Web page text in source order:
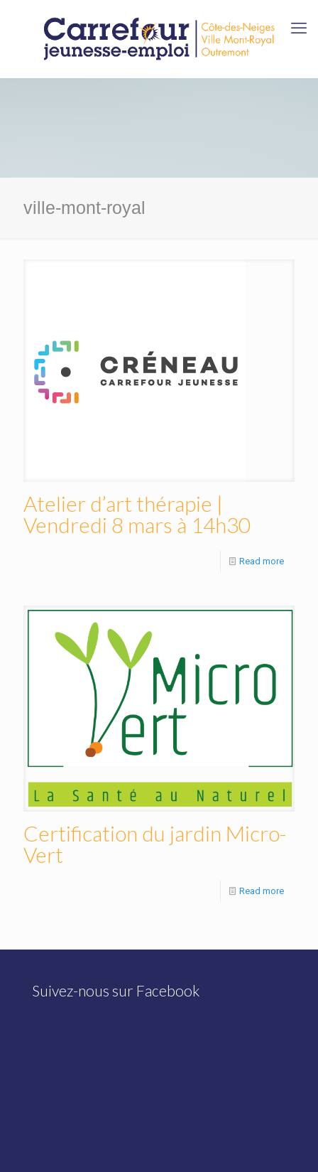
ville-mont-royal
Atelier d’art thérapie |
Vendredi 8 mars à 14h30
Read more
Certification du jardin Micro-
Vert
Read more
Suivez-nous sur Facebook